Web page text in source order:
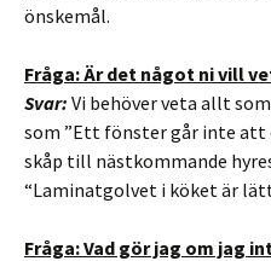
önskemål.
Fråga: Är det något ni vill
Svar: Vi behöver veta allt
som ”Ett fönster går inte att
skåp till nästkommande
“Laminatgolvet i köket är
Fråga: Vad gör jag om jag